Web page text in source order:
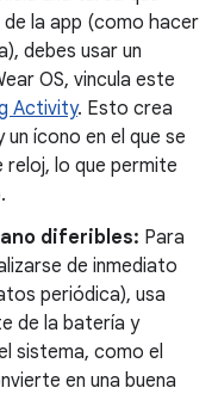
la app (como hacer
debes usar un
OS, vincula este
Activity. Esto crea
ícono en el que se
reloj, lo que permite
diferibles: Para
de inmediato
periódica), usa
de la batería y
sistema, como el
en una buena